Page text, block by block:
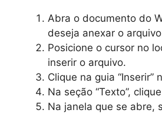
Abra o documento do
deseja anexar o
Posicione o cursor no
inserir o arquivo.
Clique na guia “Inserir”
Na seção “Texto”,
Na janela que se abre,